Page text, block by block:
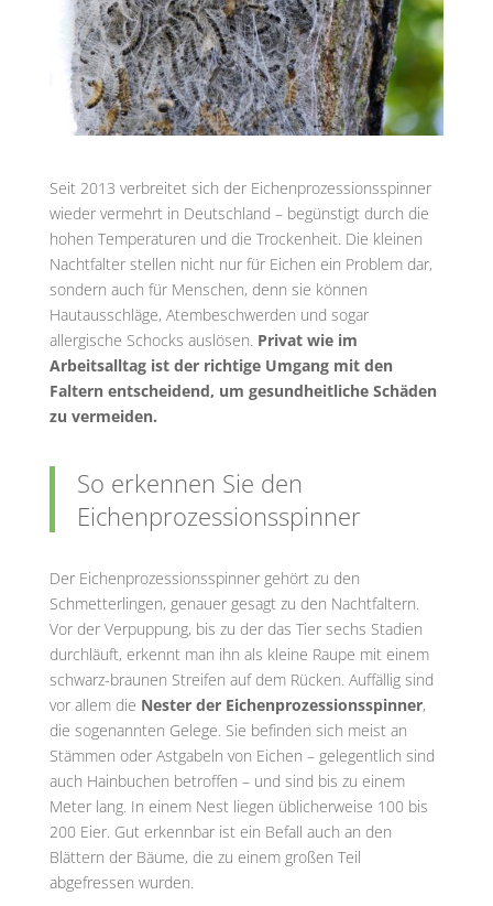
Seit 2013 verbreitet sich der Eichenprozessionsspinner
wieder vermehrt in Deutschland – begünstigt durch die
hohen Temperaturen und die Trockenheit. Die kleinen
Nachtfalter stellen nicht nur für Eichen ein Problem dar,
sondern auch für Menschen, denn sie können
Hautausschläge, Atembeschwerden und sogar
allergische Schocks auslösen. Privat wie im
Arbeitsalltag ist der richtige Umgang mit den
Faltern entscheidend, um gesundheitliche Schäden
zu vermeiden.
So erkennen Sie den
Eichenprozessionsspinner
Der Eichenprozessionsspinner gehört zu den
Schmetterlingen, genauer gesagt zu den Nachtfaltern.
Vor der Verpuppung, bis zu der das Tier sechs Stadien
durchläuft, erkennt man ihn als kleine Raupe mit einem
schwarz-braunen Streifen auf dem Rücken. Auffällig sind
vor allem die Nester der Eichenprozessionsspinner,
die sogenannten Gelege. Sie befinden sich meist an
Stämmen oder Astgabeln von Eichen – gelegentlich sind
auch Hainbuchen betroffen – und sind bis zu einem
Meter lang. In einem Nest liegen üblicherweise 100 bis
200 Eier. Gut erkennbar ist ein Befall auch an den
Blättern der Bäume, die zu einem großen Teil
abgefressen wurden.